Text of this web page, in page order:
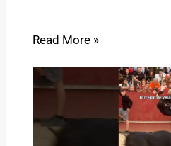
Read More »